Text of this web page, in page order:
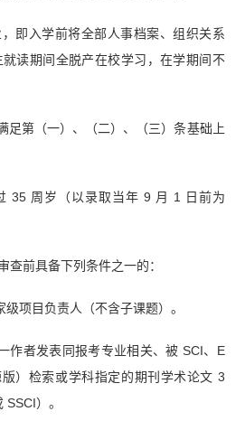
即入学前将全部人事档案、组织关系
读期间全脱产在校学习，在学期间不
足第（一）、（二）、（三）条基础上
35 周岁（以录取当年 9 月 1 日前为
查前具备下列条件之一的：
级项目负责人（不含子课题）。
作者发表同报考专业相关、被 SCI、E
）检索或学科指定的期刊学术论文 3
）。